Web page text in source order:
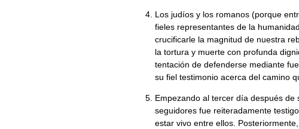
Los judíos y los romanos (porque
fieles representantes de la
crucificarle la magnitud de nuestra
la tortura y muerte con profunda
tentación de defenderse mediante
su fiel testimonio acerca del camino
Empezando al tercer día después
seguidores fue reiteradamente
estar vivo entre ellos.